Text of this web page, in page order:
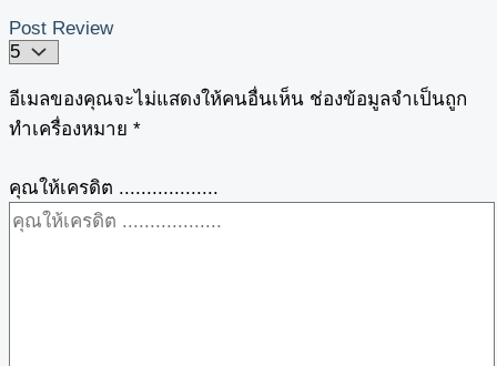
Post Review
อีเมลของคุณจะไม่แสดงให้คนอื่นเห็น ช่องข้อมูลจำเป็นถูก
ทำเครื่องหมาย *
คุณให้เครดิต ..................